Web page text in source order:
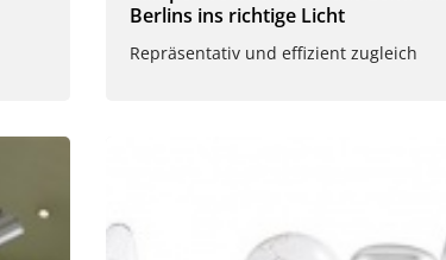
Berlins ins richtige Licht
Repräsentativ und effizient zugleich